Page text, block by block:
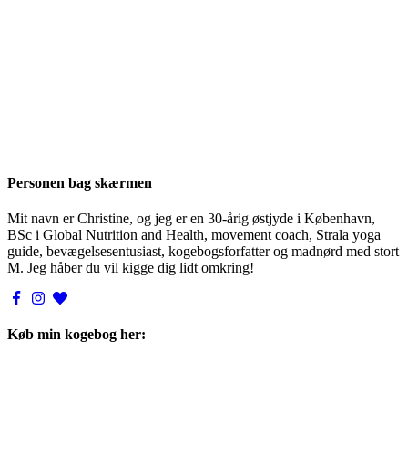
Personen bag skærmen
Mit navn er Christine, og jeg er en 30-årig østjyde i København,
BSc i Global Nutrition and Health, movement coach, Strala yoga
guide, bevægelsesentusiast, kogebogsforfatter og madnørd med stort
M. Jeg håber du vil kigge dig lidt omkring!
Køb min kogebog her: